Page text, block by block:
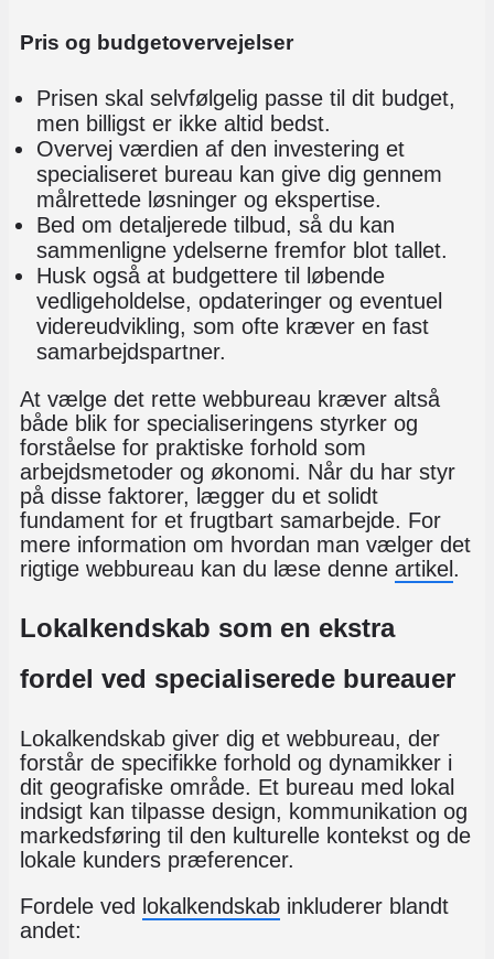
Pris og budgetovervejelser
Prisen skal selvfølgelig passe til dit budget,
men billigst er ikke altid bedst.
Overvej værdien af den investering et
specialiseret bureau kan give dig gennem
målrettede løsninger og ekspertise.
Bed om detaljerede tilbud, så du kan
sammenligne ydelserne fremfor blot tallet.
Husk også at budgettere til løbende
vedligeholdelse, opdateringer og eventuel
videreudvikling, som ofte kræver en fast
samarbejdspartner.
At vælge det rette webbureau kræver altså
både blik for specialiseringens styrker og
forståelse for praktiske forhold som
arbejdsmetoder og økonomi. Når du har styr
på disse faktorer, lægger du et solidt
fundament for et frugtbart samarbejde. For
mere information om hvordan man vælger det
rigtige webbureau kan du læse denne artikel .
Lokalkendskab som en ekstra
fordel ved specialiserede bureauer
Lokalkendskab giver dig et webbureau, der
forstår de specifikke forhold og dynamikker i
dit geografiske område. Et bureau med lokal
indsigt kan tilpasse design, kommunikation og
markedsføring til den kulturelle kontekst og de
lokale kunders præferencer.
Fordele ved lokalkendskab inkluderer blandt
andet: